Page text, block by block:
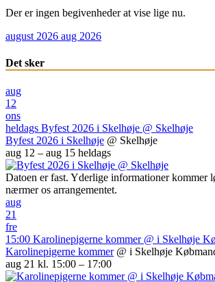
Der er ingen begivenheder at vise lige nu.
august 2026 aug 2026
Det sker
aug
12
ons
heldags Byfest 2026 i Skelhøje @ Skelhøje
Byfest 2026 i Skelhøje @ Skelhøje
aug 12 – aug 15 heldags
Datoen er fast. Yderlige informationer kommer
nærmer os arrangementet.
aug
21
fre
15:00 Karolinepigerne kommer @ i Skelhøje
Karolinepigerne kommer @ i Skelhøje
aug 21 kl. 15:00 – 17:00